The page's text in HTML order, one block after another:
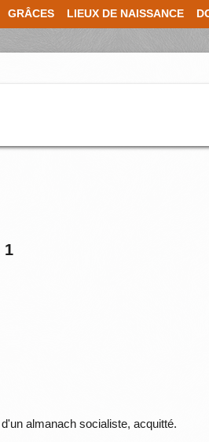
GRÂCES LIEUX DE NAISSANCE
1
almanach socialiste, acquitté.